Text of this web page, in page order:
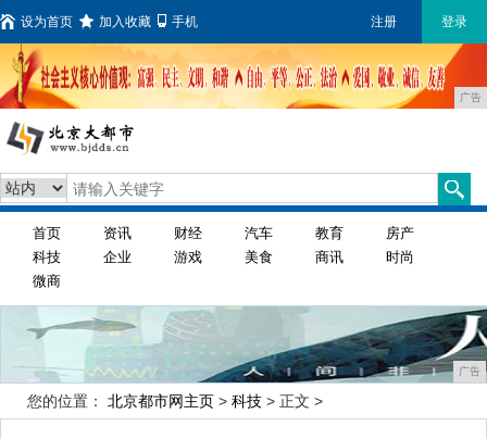
设为首页 加入收藏 手机 注册 登录
广告
首页 资讯 财经 汽车 教育
房产
科技
企业 游戏 美食 商讯
时尚
微商
广告
您的位置： 北京都市网主页 > 科技 > 正文 >